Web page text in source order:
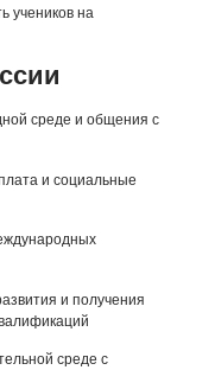
учеников на
среде и общения с
и социальные
и получения
среде с